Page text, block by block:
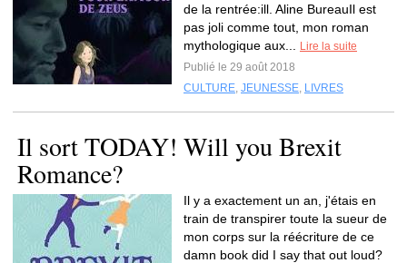
de la rentrée:ill. Aline BureauIl est
pas joli comme tout, mon roman
mythologique aux...
Lire la suite
Publié le 29 août 2018
CULTURE, JEUNESSE, LIVRES
Il sort TODAY! Will you Brexit
Romance?
Il y a exactement un an, j'étais en
train de transpirer toute la sueur de
mon corps sur la réécriture de ce
damn book did I say that out loud?